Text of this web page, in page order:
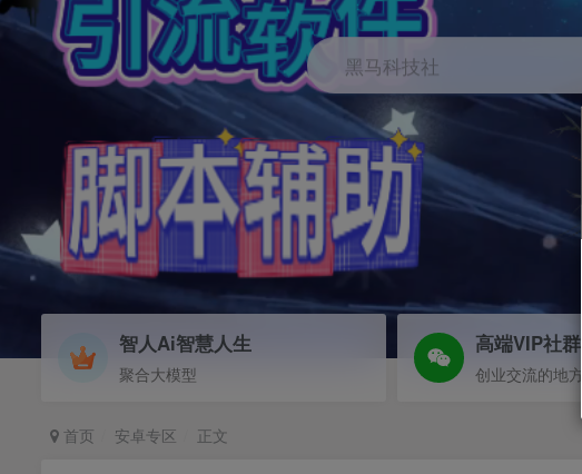
黑马科技社
智人Ai智慧人生
聚合大模型
高端VIP社群
创业交流的地方
首页 安卓专区 正文